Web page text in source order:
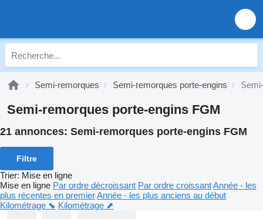
Semi-remorques Semi-remorques porte-engins
Semi-remorques porte-engins FGM
21 annonces: Semi-remorques porte-engins FGM
Filtre
Trier: Mise en ligne
Mise en ligne Par ordre décroissant Par ordre croissantAnnée - les
plus récentes en premierAnnée - les plus anciens au début
Kilométrage ⬊ Kilométrage ⬈